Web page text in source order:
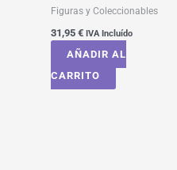
Figuras y Coleccionables
31,95 € IVA Incluído
AÑADIR AL
CARRITO